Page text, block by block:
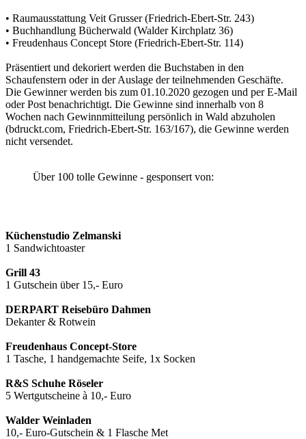
• Raumausstattung Veit Grusser (Friedrich-Ebert-Str. 243)
• Buchhandlung Bücherwald (Walder Kirchplatz 36)
• Freudenhaus Concept Store (Friedrich-Ebert-Str. 114)
Präsentiert und dekoriert werden die Buchstaben in den
Schaufenstern oder in der Auslage der teilnehmenden Geschäfte.
Die Gewinner werden bis zum 01.10.2020 gezogen und per E-Mail
oder Post benachrichtigt. Die Gewinne sind innerhalb von 8
Wochen nach Gewinnmitteilung persönlich in Wald abzuholen
(bdruckt.com, Friedrich-Ebert-Str. 163/167), die Gewinne werden
nicht versendet.
Über 100 tolle Gewinne - gesponsert von:
Küchenstudio Zelmanski
1 Sandwichtoaster
Grill 43
1 Gutschein über 15,- Euro
DERPART Reisebüro Dahmen
Dekanter & Rotwein
Freudenhaus Concept-Store
1 Tasche, 1 handgemachte Seife, 1x Socken
R&S Schuhe Röseler
5 Wertgutscheine à 10,- Euro
Walder Weinladen
10,- Euro-Gutschein & 1 Flasche Met